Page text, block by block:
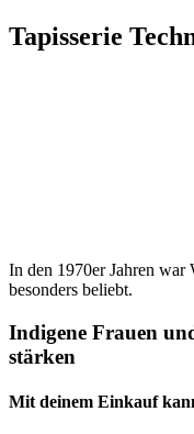
Tapisserie
In den 1970er Jahren war
besonders beliebt.
Indigene Frauen
stärken
Mit deinem Einkauf